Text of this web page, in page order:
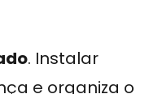
. Instalar
e organiza o